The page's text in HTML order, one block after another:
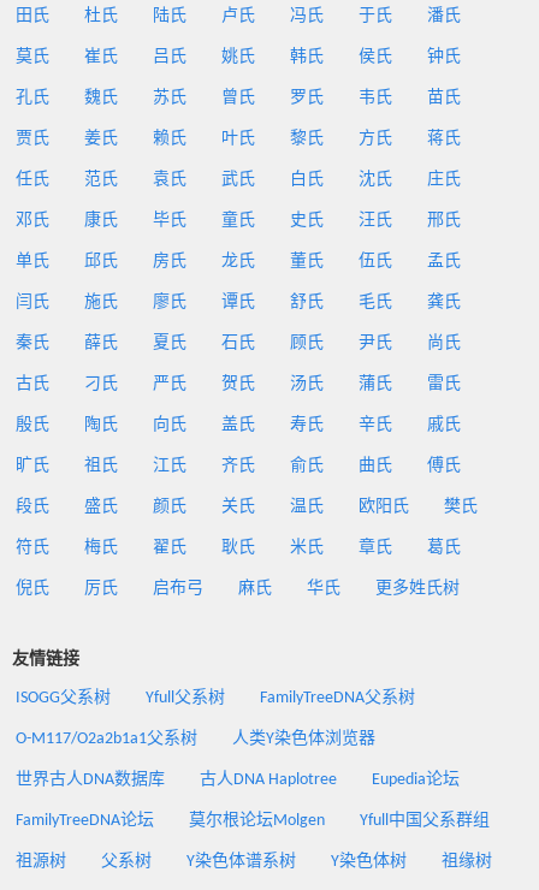
田氏 杜氏 陆氏 卢氏 冯氏 于氏 潘氏
莫氏 崔氏 吕氏 姚氏 韩氏 侯氏 钟氏
孔氏 魏氏 苏氏 曾氏 罗氏 韦氏 苗氏
贾氏 姜氏 赖氏 叶氏 黎氏 方氏 蒋氏
任氏 范氏 袁氏 武氏 白氏 沈氏 庄氏
邓氏 康氏 毕氏 童氏 史氏 汪氏 邢氏
单氏 邱氏 房氏 龙氏 董氏 伍氏 孟氏
闫氏 施氏 廖氏 谭氏 舒氏 毛氏 龚氏
秦氏 薛氏 夏氏 石氏 顾氏 尹氏 尚氏
古氏 刁氏 严氏 贺氏 汤氏 蒲氏 雷氏
殷氏 陶氏 向氏 盖氏 寿氏 辛氏 戚氏
旷氏 祖氏 江氏 齐氏 俞氏 曲氏 傅氏
段氏 盛氏 颜氏 关氏 温氏 欧阳氏 樊氏
符氏 梅氏 翟氏 耿氏 米氏 章氏 葛氏
倪氏 厉氏 启布弓 麻氏 华氏 更多姓氏树
友情链接
ISOGG父系树 Yfull父系树 FamilyTreeDNA父系树
O-M117/O2a2b1a1父系树 人类Y染色体浏览器
世界古人DNA数据库 古人DNA Haplotree Eupedia论坛
FamilyTreeDNA论坛 莫尔根论坛Molgen Yfull中国父系群组
祖源树 父系树 Y染色体谱系树 Y染色体树 祖缘树